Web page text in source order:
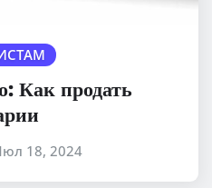
Как продать
18, 2024